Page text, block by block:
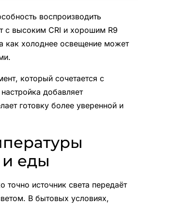
воспроизводить
с высоким CRI и хорошим R9
как холоднее освещение может
который сочетается с
добавляет
готовку более уверенной и
и еды
точно источник света передаёт
В бытовых условиях,